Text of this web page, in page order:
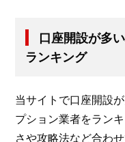
口座開設が多
ランキング
当サイトで口座開設
プション業者をラン
さや攻略法など合わ